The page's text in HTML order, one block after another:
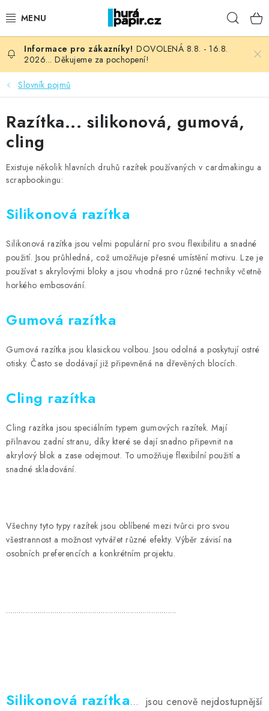
na
NOVINKY
HURÁ DÍLNA
VŠECHNO ZBOŽÍ
KNIHAŘSKÝ MATERIÁL
KURZY NATY LYSAK
OBLÍBENÉ ♥️
FOTORECENZE
MOJE OBJEDNÁVKA
Hodnocení obchodu
Obchodní podmínky
Jak nakupovat
DOVOLENÁ 8.8. - 16.8.
2026... Děkujeme za pochopení!
Slovník pojmů
Razítka... silikonová, gumová,
cling
Existuje několik hlavních druhů razítek používaných v cardmakingu a
scrapbookingu:
Silikonová razítka
Silikonová razítka jsou velmi populární pro svou flexibilitu a snadné
použití. Jsou průhledná, což umožňuje přesné umístění motivu. Lze je
používat s akrylovými bloky a jsou vhodná pro různé techniky včetně
horkého embosování.
Gumová razítka
Gumová razítka jsou klasickou volbou. Jsou odolná a poskytují ostré
otisky. Často se dodávají již připevněná na dřevěných blocích.
Cling razítka
Cling razítka jsou speciálním typem gumových razítek. Mají
přilnavou zadní stranu, díky které se dají snadno připevnit na
akrylový blok a zase odejmout. To umožňuje flexibilní použití a
snadné skladování.
Všechny tyto typy razítek jsou oblíbené mezi tvůrci pro svou
všestrannost a možnost vytvářet různé efekty. Výběr závisí na
osobních preferencích a konkrétním projektu.
.................................................................................
Silikonová razítka… jsou cenově nejdostupnější